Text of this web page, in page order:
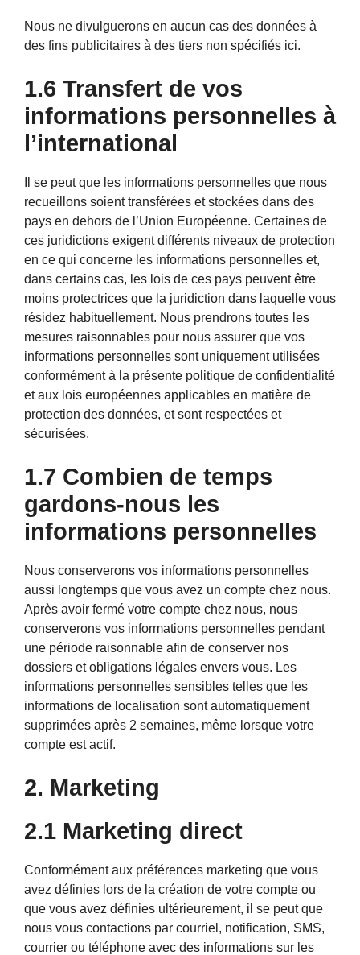
Nous ne divulguerons en aucun cas des données à
des fins publicitaires à des tiers non spécifiés ici.
1.6 Transfert de vos
informations personnelles à
l’international
Il se peut que les informations personnelles que nous
recueillons soient transférées et stockées dans des
pays en dehors de l’Union Européenne. Certaines de
ces juridictions exigent différents niveaux de protection
en ce qui concerne les informations personnelles et,
dans certains cas, les lois de ces pays peuvent être
moins protectrices que la juridiction dans laquelle vous
résidez habituellement. Nous prendrons toutes les
mesures raisonnables pour nous assurer que vos
informations personnelles sont uniquement utilisées
conformément à la présente politique de confidentialité
et aux lois européennes applicables en matière de
protection des données, et sont respectées et
sécurisées.
1.7 Combien de temps
gardons-nous les
informations personnelles
Nous conserverons vos informations personnelles
aussi longtemps que vous avez un compte chez nous.
Après avoir fermé votre compte chez nous, nous
conserverons vos informations personnelles pendant
une période raisonnable afin de conserver nos
dossiers et obligations légales envers vous. Les
informations personnelles sensibles telles que les
informations de localisation sont automatiquement
supprimées après 2 semaines, même lorsque votre
compte est actif.
2. Marketing
2.1 Marketing direct
Conformément aux préférences marketing que vous
avez définies lors de la création de votre compte ou
que vous avez définies ultérieurement, il se peut que
nous vous contactions par courriel, notification, SMS,
courrier ou téléphone avec des informations sur les